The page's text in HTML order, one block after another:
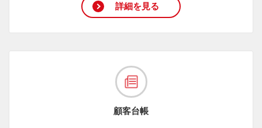
詳細を見る
顧客台帳